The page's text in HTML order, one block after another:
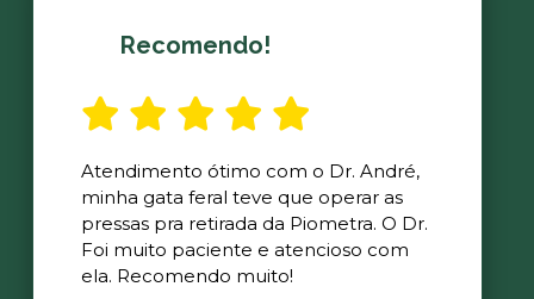
Recomendo!
Atendimento ótimo com o Dr. André,
minha gata feral teve que operar as
pressas pra retirada da Piometra. O Dr.
Foi muito paciente e atencioso com
ela. Recomendo muito!